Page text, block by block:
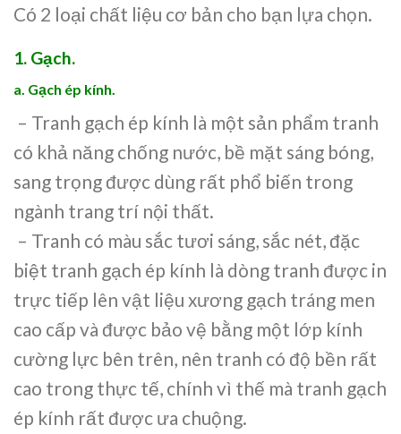
Có 2 loại chất liệu cơ bản cho bạn lựa chọn.
1. Gạch.
a. Gạch ép kính.
– Tranh gạch ép kính là một sản phẩm tranh
có khả năng chống nước, bề mặt sáng bóng,
sang trọng được dùng rất phổ biến trong
ngành trang trí nội thất.
– Tranh có màu sắc tươi sáng, sắc nét, đặc
biệt tranh gạch ép kính là dòng tranh được in
trực tiếp lên vật liệu xương gạch tráng men
cao cấp và được bảo vệ bằng một lớp kính
cường lực bên trên, nên tranh có độ bền rất
cao trong thực tế, chính vì thế mà tranh gạch
ép kính rất được ưa chuộng.